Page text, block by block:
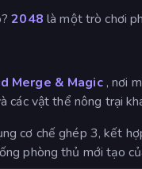
2048 là một trò chơi
Merge & Magic, nơi
các vật thể nông trại
cơ chế ghép 3, kết
phòng thủ mới tạo